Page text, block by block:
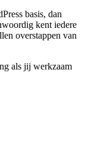
basis, dan
kent iedere
overstappen van
als jij werkzaam